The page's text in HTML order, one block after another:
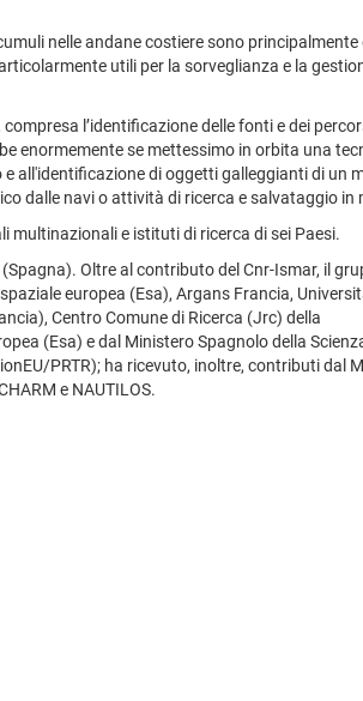
nelle andane costiere sono
utili per la sorveglianza e la
l’identificazione delle fonti e dei
enormemente se mettessimo in orbita una
all'identificazione di oggetti galleggianti di un
dalle navi o attività di ricerca e salvataggio in
multinazionali e istituti di ricerca di sei Paesi.
Oltre al contributo del Cnr-Ismar, il
europea (Esa), Argans Francia,
Centro Comune di Ricerca (Jrc) della
(Esa) e dal Ministero Spagnolo della
PRTR); ha ricevuto, inoltre, contributi dal
e NAUTILOS.